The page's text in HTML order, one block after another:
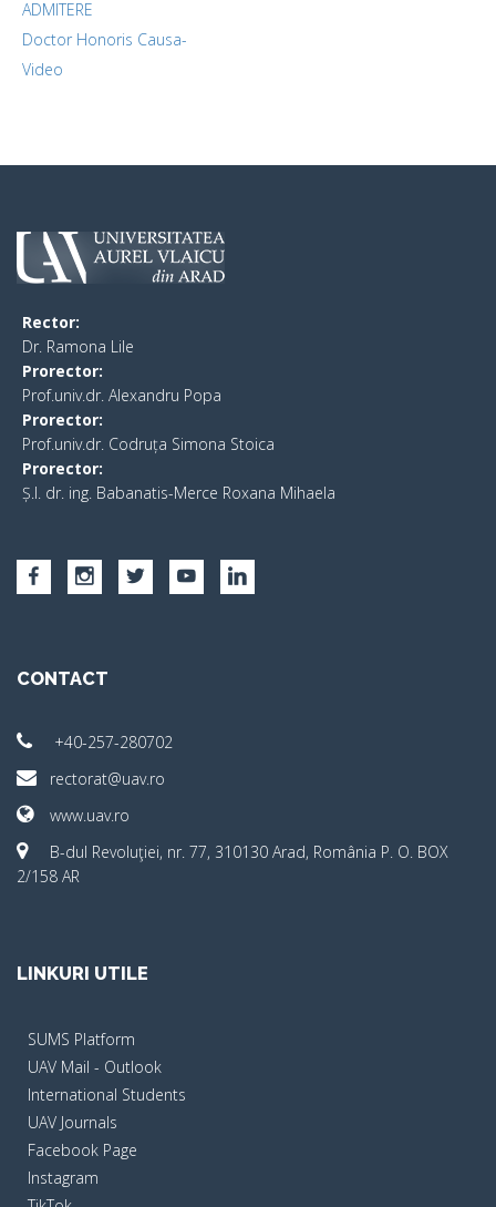
ADMITERE
Doctor Honoris Causa-
Video
Rector:
​Dr. Ramona Lile
Prorector:
Prof.univ.dr. Alexandru Popa
Prorector:
Prof.univ.dr. Codruța Simona Stoica
Prorector:
Ș.I. dr. ing. Babanatis-Merce Roxana Mihaela
CONTACT
+40-257-280702
rectorat@uav.ro
www.uav.ro
B-dul Revoluţiei, nr. 77, 310130 Arad, România P. O. BOX
2/158 AR
LINKURI UTILE
SUMS Platform
UAV Mail - Outlook
International Students
UAV Journals
Facebook Page
Instagram